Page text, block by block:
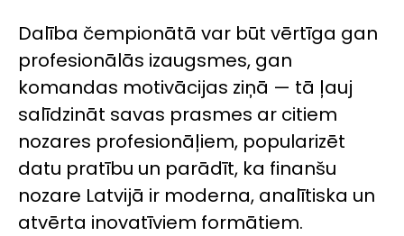
Dalība čempionātā var būt vērtīga gan
profesionālās izaugsmes, gan
komandas motivācijas ziņā — tā ļauj
salīdzināt savas prasmes ar citiem
nozares profesionāļiem, popularizēt
datu pratību un parādīt, ka finanšu
nozare Latvijā ir moderna, analītiska un
atvērta inovatīviem formātiem.